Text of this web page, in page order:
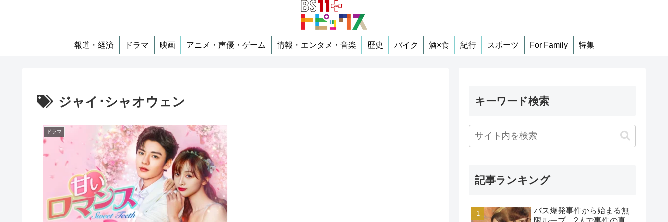
報道・経済 ドラマ 映画 アニメ・声優・ゲーム 情報・エンタメ・音楽 歴史 バイク 酒×食 紀行 スポーツ For Family 特集
ジャイ･シャオウェン
ドラマ
キーワード検索
記事ランキング
バス爆発事件から始まる無
限ループ、2人で事件の真